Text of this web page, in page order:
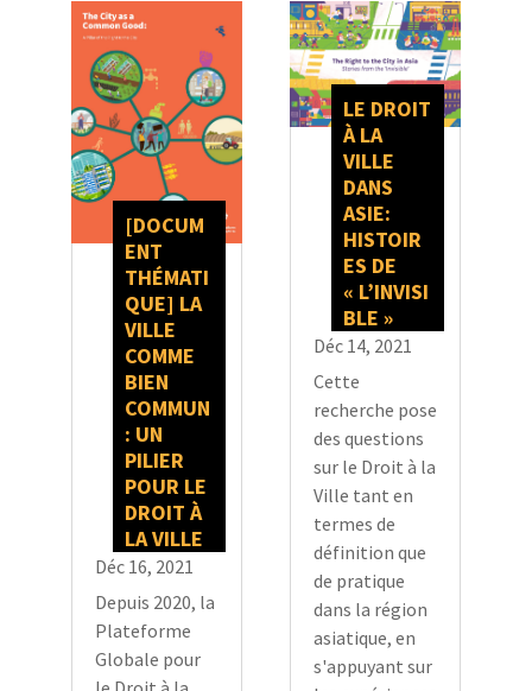
[DOCUM
ENT
THÉMATI
QUE] LA
VILLE
COMME
BIEN
COMMUN
: UN
PILIER
POUR LE
DROIT À
LA VILLE
Déc 16, 2021
Depuis 2020, la
Plateforme
Globale pour
LE DROIT
À LA
VILLE
DANS
ASIE:
HISTOIR
ES DE
« L’INVISI
BLE »
Déc 14, 2021
Cette
recherche pose
des questions
sur le Droit à la
Ville tant en
termes de
définition que
de pratique
dans la région
asiatique, en
s'appuyant sur